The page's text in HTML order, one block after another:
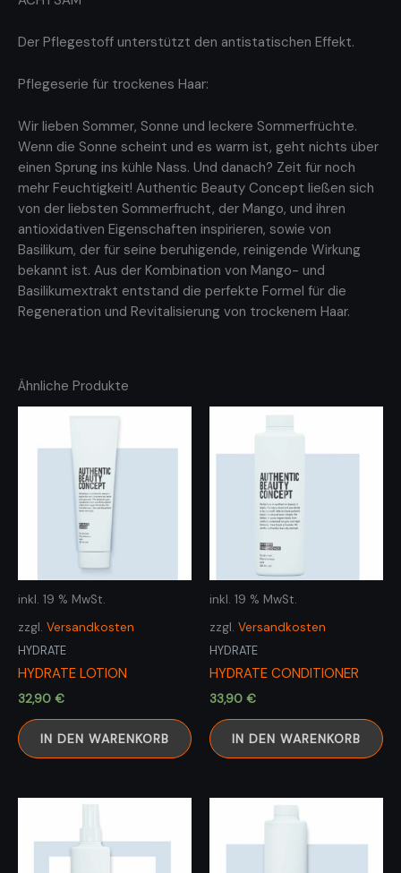
Der Pflegestoff unterstützt den antistatischen Effekt.
Pflegeserie für trockenes Haar:
Wir lieben Sommer, Sonne und leckere Sommerfrüchte.
Wenn die Sonne scheint und es warm ist, geht nichts über
einen Sprung ins kühle Nass. Und danach? Zeit für noch
mehr Feuchtigkeit! Authentic Beauty Concept ließen sich
von der liebsten Sommerfrucht, der Mango, und ihren
antioxidativen Eigenschaften inspirieren, sowie von
Basilikum, der für seine beruhigende, reinigende Wirkung
bekannt ist. Aus der Kombination von Mango- und
Basilikumextrakt entstand die perfekte Formel für die
Regeneration und Revitalisierung von trockenem Haar.
Ähnliche Produkte
inkl. 19 % MwSt.
zzgl. Versandkosten
HYDRATE
HYDRATE LOTION
32,90 €
IN DEN WARENKORB
inkl. 19 % MwSt.
zzgl. Versandkosten
HYDRATE
HYDRATE CONDITIONER
33,90 €
IN DEN WARENKORB